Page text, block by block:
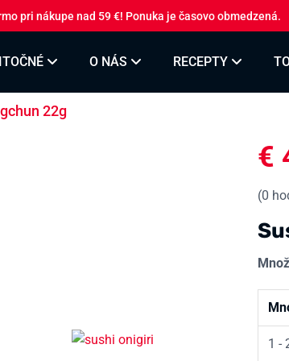
pri nákupe nad 59 €! Ponuka je časovo obmedzená.
O NÁS RECEPTY
22g
€
(0
1 -